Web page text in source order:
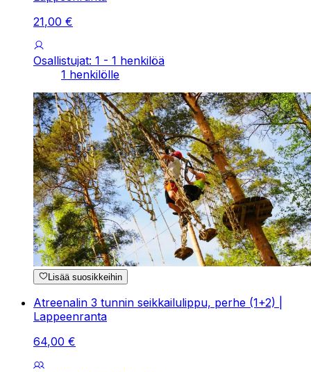
21,00 €
Osallistujat: 1 - 1 henkilöä
1 henkilölle
Lisää suosikkeihin
Atreenalin 3 tunnin seikkailulippu, perhe (1+2) |
Lappeenranta
64,00 €